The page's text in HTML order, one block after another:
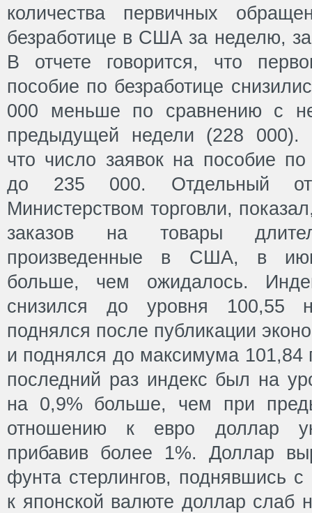
количества первичных
безработице в США за неделю,
В отчете говорится, что
пособие по безработице
000 меньше по сравнению с
предыдущей недели (228 000).
что число заявок на пособие по
до 235 000. Отдельный
Министерством торговли,
заказов на товары
произведенные в США, в
больше, чем ожидалось.
снизился до уровня 100,55
поднялся после публикации
и поднялся до максимума 101,84
последний раз индекс был на
на 0,9% больше, чем при
отношению к евро доллар
прибавив более 1%. Доллар
фунта стерлингов, поднявшись
к японской валюте доллар слаб